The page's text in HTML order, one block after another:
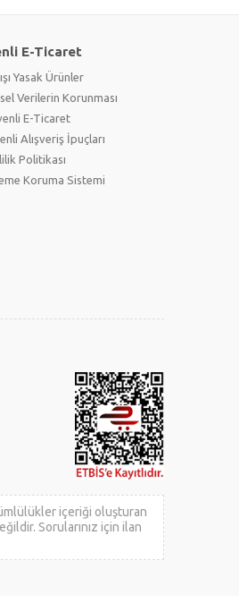
E-Ticaret
Yasak Ürünler
Verilerin Korunması
E-Ticaret
Alışveriş İpuçları
Politikası
Koruma Sistemi
içeriği oluşturan
Sorularınız için ilan